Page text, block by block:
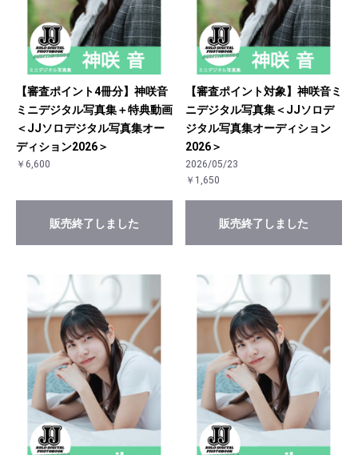
【審査ポイント4冊分】神咲音
ミニデジタル写真集＋特典動画
＜JJソロデジタル写真集オー
ディション2026＞
￥6,600
販売終了しました
【審査ポイント対象】神咲音ミ
ニデジタル写真集＜JJソロデ
ジタル写真集オーディション
2026＞
2026/05/23
￥1,650
販売終了しました
お買い物を続ける カートへ進む